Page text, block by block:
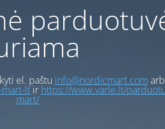
el. paštu info@nordicmart.com
ltir https://www.varle.lt/
mart/